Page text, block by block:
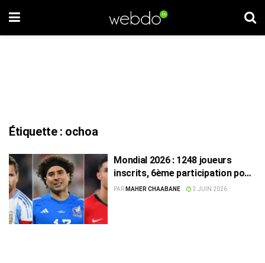
Étiquette : ochoa
Mondial 2026 : 1248 joueurs
inscrits, 6ème participation pour
Messi, Ronaldo et Ochoa
PAR MAHER CHAABANE 3 JUIN 2026